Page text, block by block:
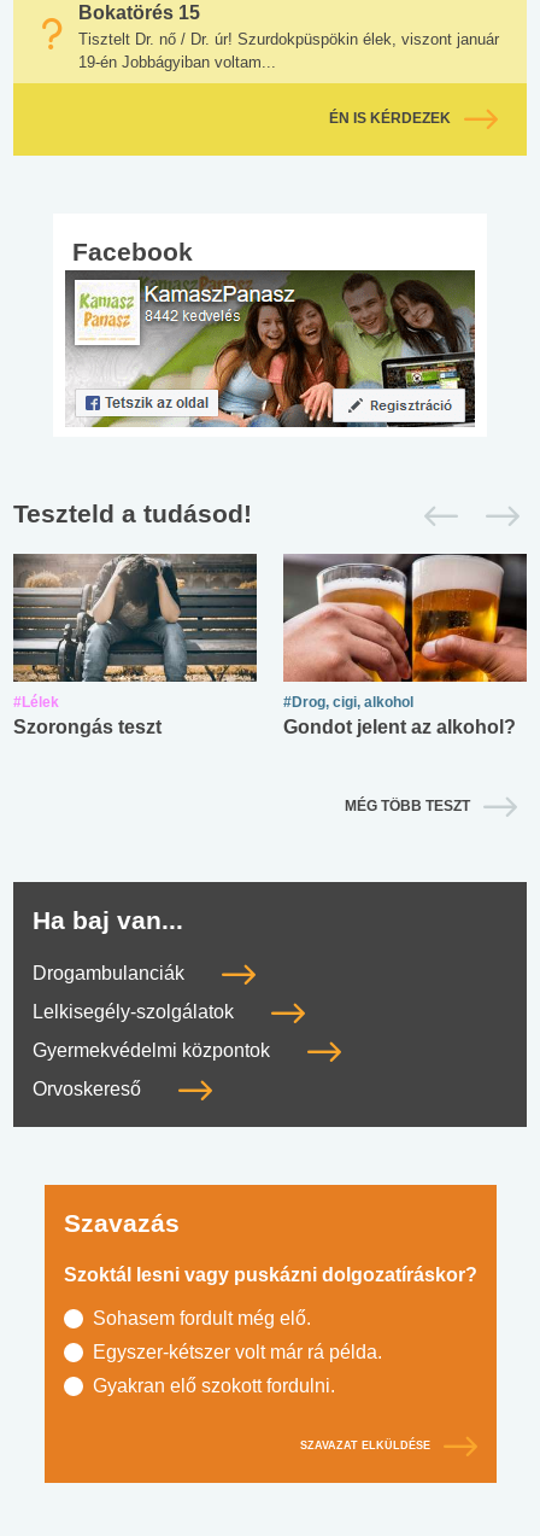
Bokatörés 15
Tisztelt Dr. nő / Dr. úr! Szurdokpüspökin élek, viszont január
19-én Jobbágyiban voltam...
ÉN IS KÉRDEZEK
Facebook
Teszteld a tudásod!
#Lélek
Szorongás teszt
#Drog, cigi, alkohol
Gondot jelent az alkohol?
MÉG TÖBB TESZT
Ha baj van...
Drogambulanciák
Lelkisegély-szolgálatok
Gyermekvédelmi központok
Orvoskereső
Szavazás
Szoktál lesni vagy puskázni dolgozatíráskor?
Sohasem fordult még elő.
Egyszer-kétszer volt már rá példa.
Gyakran elő szokott fordulni.
SZAVAZAT ELKÜLDÉSE